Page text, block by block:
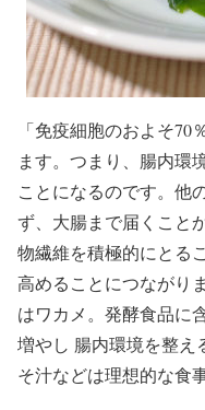
「免疫細胞のおよそ
ます。つまり、腸内環
ことになるのです。他
ず、大腸まで届くこと
物繊維を積極的にとる
高めることにつながり
はワカメ。発酵食品に
増やし 腸内環境を整え
そ汁などは理想的な食